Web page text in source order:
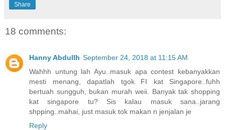
Share
18 comments:
Hanny Abdullh September 24, 2018 at 11:15 AM
Wahhh untung lah Ayu..masuk apa contest kebanyakkan
mesti menang, dapatlah tgok FI kat Singapore..fuhh
bertuah sungguh, bukan murah weii. Banyak tak shopping
kat singapore tu? Sis kalau masuk sana..jarang
shpping..mahai, just masuk tok makan n jenjalan je
Reply